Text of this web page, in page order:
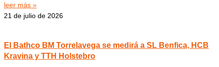
leer más »
21 de julio de 2026
El Bathco BM Torrelavega se medirá a SL Benfica, HCB
Kravina y TTH Holstebro